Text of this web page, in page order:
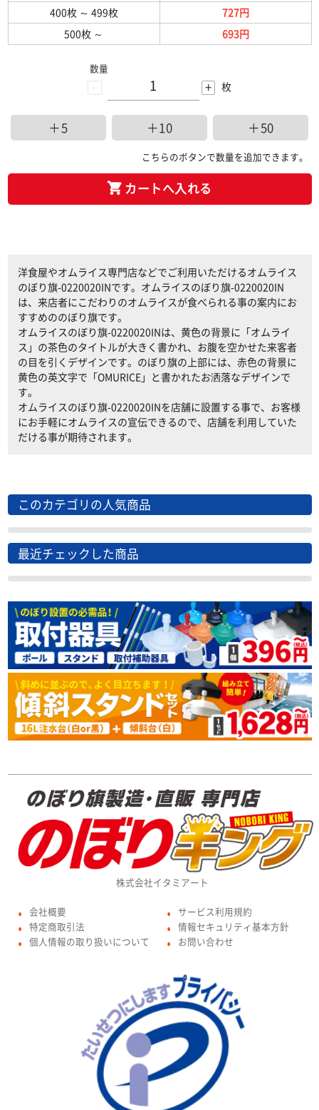
400枚 ～ 499枚
727円
500枚 ～ 693円
-
数量
+ 枚
＋5 ＋10 ＋50
こちらのボタンで数量を追加できます。
カートへ入れる
洋食屋やオムライス専門店などでご利用いただけるオムライス
のぼり旗-0220020INです。オムライスのぼり旗-0220020IN
は、来店者にこだわりのオムライスが食べられる事の案内にお
すすめののぼり旗です。
オムライスのぼり旗-0220020INは、黄色の背景に「オムライ
ス」の茶色のタイトルが大きく書かれ、お腹を空かせた来客者
の目を引くデザインです。のぼり旗の上部には、赤色の背景に
黄色の英文字で「OMURICE」と書かれたお洒落なデザインで
す。
オムライスのぼり旗-0220020INを店舗に設置する事で、お客様
にお手軽にオムライスの宣伝できるので、店舗を利用していた
だける事が期待されます。
このカテゴリの人気商品
最近チェックした商品
株式会社イタミアート
● 会社概要
● 特定商取引法
● 個人情報の取り扱いについて
● サービス利用規約
● 情報セキュリティ基本方針
● お問い合わせ